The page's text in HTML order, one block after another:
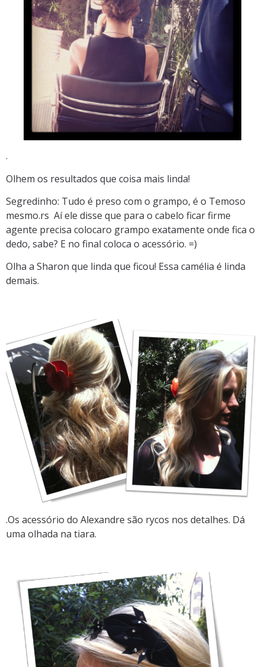
.
Olhem os resultados que coisa mais linda!
Segredinho: Tudo é preso com o grampo, é o Temoso
mesmo.rs Aí ele disse que para o cabelo ficar firme
agente precisa colocaro grampo exatamente onde fica o
dedo, sabe? E no final coloca o acessório. =)
Olha a Sharon que linda que ficou! Essa camélia é linda
demais.
.Os acessório do Alexandre são rycos nos detalhes. Dá
uma olhada na tiara.